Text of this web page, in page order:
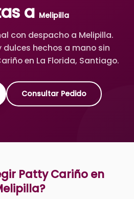
a Melipilla
con despacho a Melipilla.
dulces hechos a mano sin
en La Florida, Santiago.
Consultar Pedido
Patty Cariño en
?